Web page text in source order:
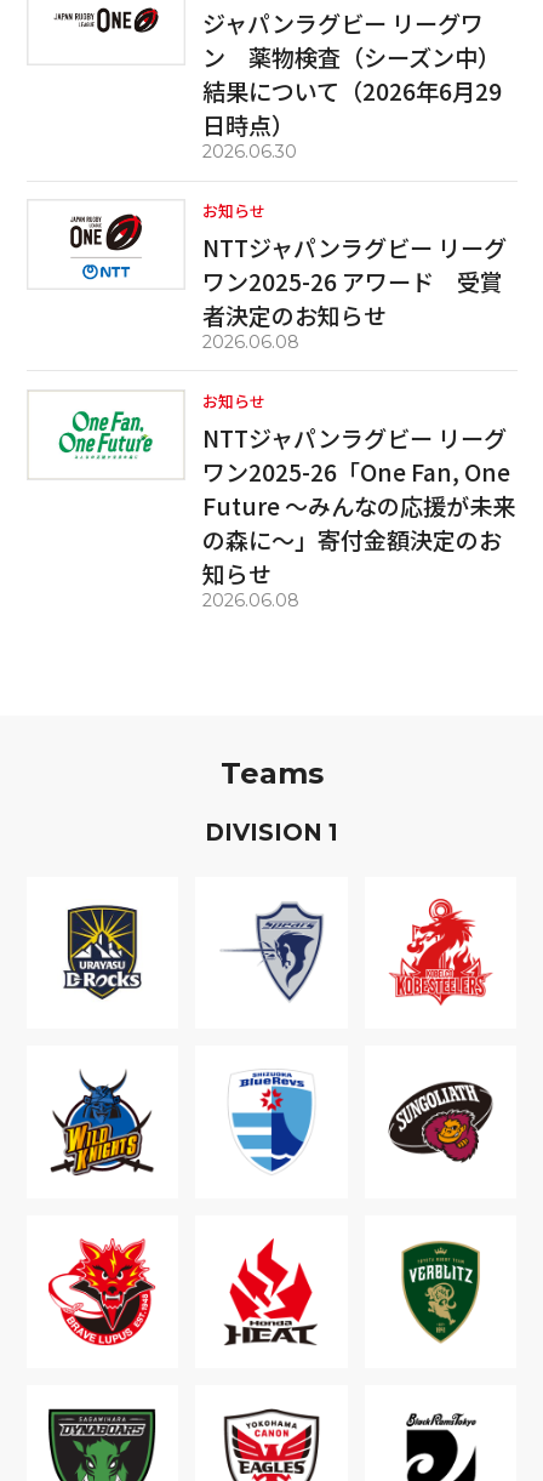
ジャパンラグビー リーグワ
ン 薬物検査（シーズン中）
結果について（2026年6月29
日時点）
2026.06.30
お知らせ
NTTジャパンラグビー リーグ
ワン2025-26 アワード 受賞
者決定のお知らせ
2026.06.08
お知らせ
NTTジャパンラグビー リーグ
ワン2025-26「One Fan, One
Future ～みんなの応援が未来
の森に～」寄付金額決定のお
知らせ
2026.06.08
Teams
DIVISION 1